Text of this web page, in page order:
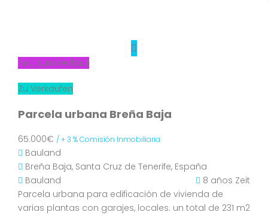
Neu zum Verkauf
Zu Verkaufen
Parcela urbana Breña Baja
65.000€ / + 3 % Comisión Inmobiliaria
Bauland
Breña Baja, Santa Cruz de Tenerife, España
Bauland
8 años Zeit
Parcela urbana para edificación de vivienda de
varias plantas con garajes, locales. un total de 231 m2